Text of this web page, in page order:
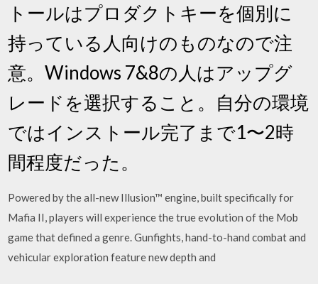
トールはプロダクトキーを個別に
持っている人向けのものなので注
意。Windows 7&8の人はアップグ
レードを選択すること。自分の環境
ではインストール完了まで1〜2時
間程度だった。
Powered by the all-new Illusion™ engine, built specifically for
Mafia II, players will experience the true evolution of the Mob
game that defined a genre. Gunfights, hand-to-hand combat and
vehicular exploration feature new depth and